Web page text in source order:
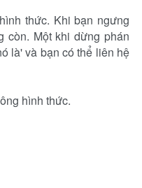
thức. Khi bạn ngưng
còn. Một khi dừng phán
là' và bạn có thể liên hệ
hình thức.